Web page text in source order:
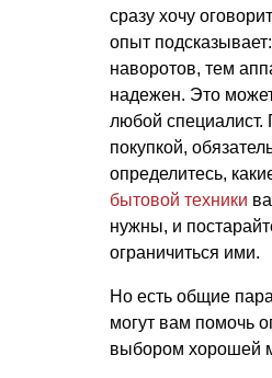
сразу хочу
опыт
наворотов, тем
надежен. Это
любой специалист.
покупкой,
определитесь,
бытовой техники
нужны, и
ограничиться ими.
Но есть общие
могут вам помочь
выбором хорошей